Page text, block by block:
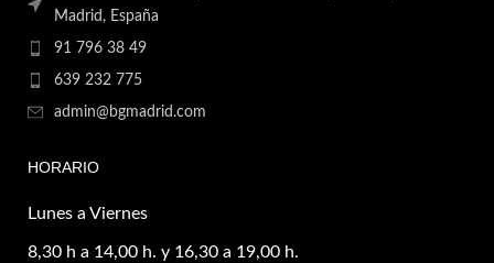
Madrid, España
91 796 38 49
639 232 775
admin@bgmadrid.com
HORARIO
Lunes a Viernes
8,30 h a 14,00 h. y 16,30 a 19,00 h.